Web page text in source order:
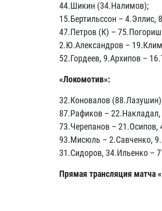
44.Шикин (34.Налимов);
15.Бертильссон – 4.Эллис,
47.Петров (К) –
2.Ю.Александров –
52.Гордеев, 9.Архипов –
«Локомотив»:
32.Коновалов
87.Рафиков –
73.Черепанов – 21.Осипов,
93.Мисюль – 2.Савченко,
31.Сидоров, 34.Ильенко –
Прямая трансляция матча